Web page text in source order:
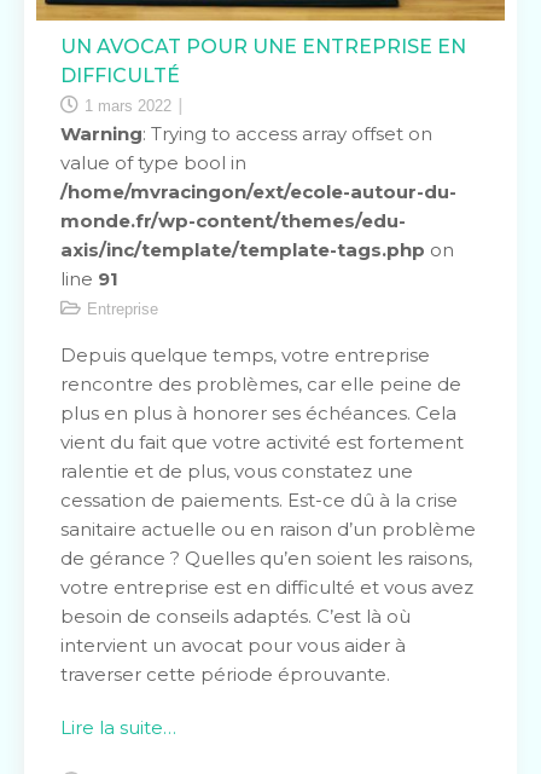
UN AVOCAT POUR UNE ENTREPRISE EN
DIFFICULTÉ
1 mars 2022
Warning: Trying to access array offset on
value of type bool in
/home/mvracingon/ext/ecole-autour-du-
monde.fr/wp-content/themes/edu-
axis/inc/template/template-tags.php on
line 91
Entreprise
Depuis quelque temps, votre entreprise
rencontre des problèmes, car elle peine de
plus en plus à honorer ses échéances. Cela
vient du fait que votre activité est fortement
ralentie et de plus, vous constatez une
cessation de paiements. Est-ce dû à la crise
sanitaire actuelle ou en raison d’un problème
de gérance ? Quelles qu’en soient les raisons,
votre entreprise est en difficulté et vous avez
besoin de conseils adaptés. C’est là où
intervient un avocat pour vous aider à
traverser cette période éprouvante.
Lire la suite…